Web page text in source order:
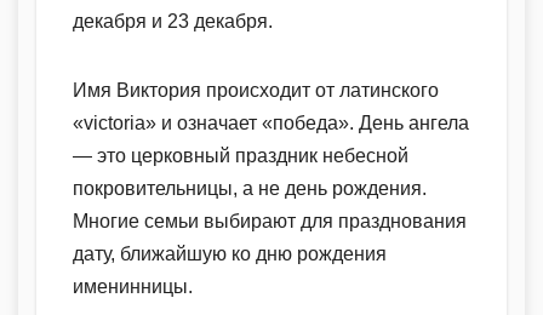
декабря и 23 декабря.
Имя Виктория происходит от латинского
«victoria» и означает «победа». День ангела
— это церковный праздник небесной
покровительницы, а не день рождения.
Многие семьи выбирают для празднования
дату, ближайшую ко дню рождения
именинницы.